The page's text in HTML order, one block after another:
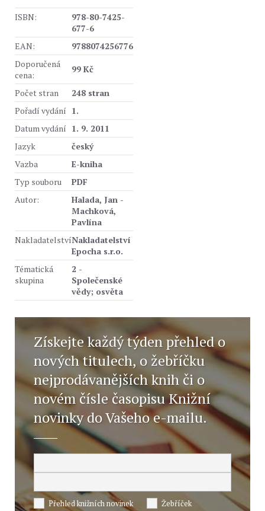
ISBN:
978-80-7425-
677-6
EAN:
9788074256776
Doporučená
cena:
99 Kč
Počet stran
248 stran
Pořadí vydání 1.
Datum vydání 1. 9. 2011
Jazyk
český
Vazba
E-kniha
Typ souboru
PDF
Autor:
Halada, Jan -
Machková,
Pavlína
NakladatelstvíNakladatelství
Epocha s.r.o.
Tématická
skupina
2 -
Společenské
vědy; osvěta
Získejte každý týden přehled o
nových titulech, o žebříčku
nejprodávanějších knih či o
novém čísle časopisu Knižní
novinky do Vašeho e-mailu.
Přehled knižních novinek Žebříček